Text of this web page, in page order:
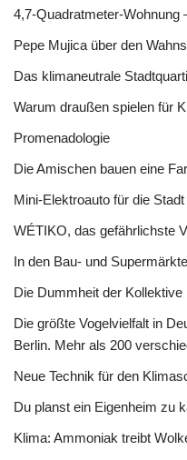
4,7-Quadratmeter-Wohnung
Pepe Mujica über den
Das klimaneutrale
Warum draußen spielen für
Promenadologie
Die Amischen bauen eine
Mini-Elektroauto für die
WÉTIKO, das gefährlichste
In den Bau- und
Die Dummheit der Kollektive
Die größte Vogelvielfalt in
Berlin. Mehr als 200
Neue Technik für den
Du planst ein Eigenheim zu
Klima: Ammoniak treibt